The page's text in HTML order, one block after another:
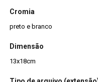
Cromia
preto e branco
Dimensão
13x18cm